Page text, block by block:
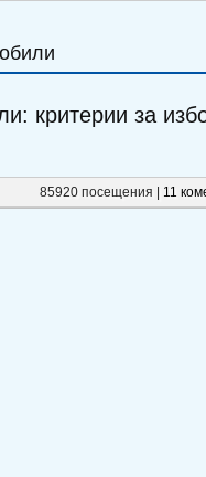
критерии за
85920 посещения | 11